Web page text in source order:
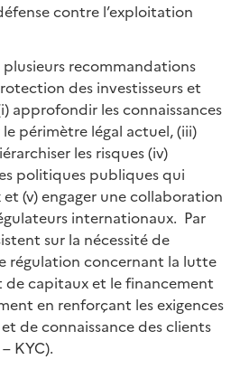
contre l’exploitation
recommandations
des investisseurs et
approfondir les connaissances
périmètre légal actuel, (iii)
les risques (iv)
politiques publiques qui
(v) engager une collaboration
internationaux. Par
sur la nécessité de
régulation concernant la lutte
capitaux et le financement
en renforçant les exigences
de connaissance des clients
– KYC).